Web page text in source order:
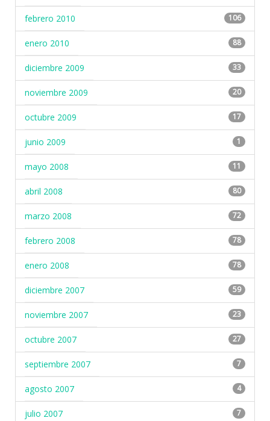
febrero 2010 106
enero 2010 88
diciembre 2009 33
noviembre 2009 20
octubre 2009 17
junio 2009 1
mayo 2008 11
abril 2008 80
marzo 2008 72
febrero 2008 78
enero 2008 78
diciembre 2007 59
noviembre 2007 23
octubre 2007 27
septiembre 2007 7
agosto 2007 4
julio 2007 7